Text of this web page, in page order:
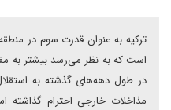
ترکیه به عنوان قدرت سوم در
است که به نظر می‌رسد بیشتر به
در طول دهه‌های گذشته به
مذاخلات خارجی احترام گذاشته